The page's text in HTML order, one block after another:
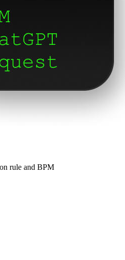
rule and BPM